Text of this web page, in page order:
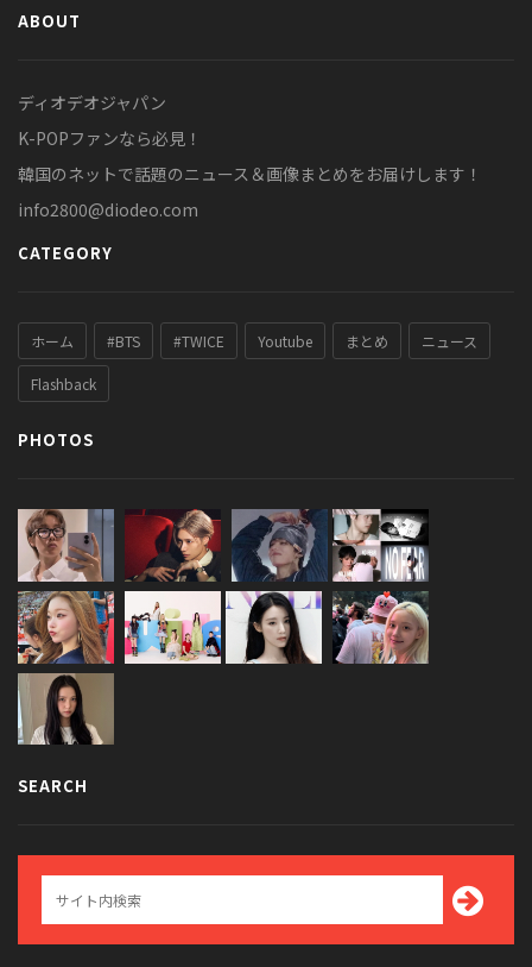
ABOUT
ディオデオジャパン
K-POPファンなら必見！
韓国のネットで話題のニュース＆画像まとめをお届けします！
info2800@diodeo.com
CATEGORY
ホーム #BTS #TWICE Youtube まとめ ニュース
Flashback
PHOTOS
SEARCH